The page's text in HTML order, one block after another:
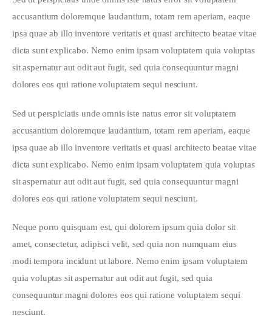
accusantium doloremque laudantium, totam rem aperiam, eaque
ipsa quae ab illo inventore veritatis et quasi architecto beatae vitae
dicta sunt explicabo. Nemo enim ipsam voluptatem quia voluptas
sit aspernatur aut odit aut fugit, sed quia consequuntur magni
dolores eos qui ratione voluptatem sequi nesciunt.
Sed ut perspiciatis unde omnis iste natus error sit voluptatem
accusantium doloremque laudantium, totam rem aperiam, eaque
ipsa quae ab illo inventore veritatis et quasi architecto beatae vitae
dicta sunt explicabo. Nemo enim ipsam voluptatem quia voluptas
sit aspernatur aut odit aut fugit, sed quia consequuntur magni
dolores eos qui ratione voluptatem sequi nesciunt.
Neque porro quisquam est, qui dolorem ipsum quia dolor sit
amet, consectetur, adipisci velit, sed quia non numquam eius
modi tempora incidunt ut labore. Nemo enim ipsam voluptatem
quia voluptas sit aspernatur aut odit aut fugit, sed quia
consequuntur magni dolores eos qui ratione voluptatem sequi
nesciunt.